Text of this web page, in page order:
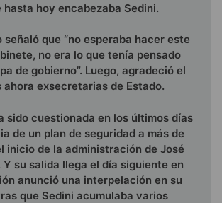
hasta hoy encabezaba Sedini.
señaló que “no esperaba hacer este
no era lo que tenía pensado
de gobierno”. Luego, agradeció el
ahora exsecretarias de Estado.
sido cuestionada en los últimos días
de un plan de seguridad a más de
inicio de la administración de José
su salida llega el día siguiente en
anunció una interpelación en su
que Sedini acumulaba varios